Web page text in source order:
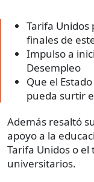
Tarifa Unidos
finales de
Impulso a
Desempleo
Que el
pueda surtir
Además resaltó
apoyo a la
Tarifa Unidos o
universitarios.